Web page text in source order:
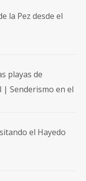
la Pez desde el
playas de
| Senderismo en el
el Hayedo